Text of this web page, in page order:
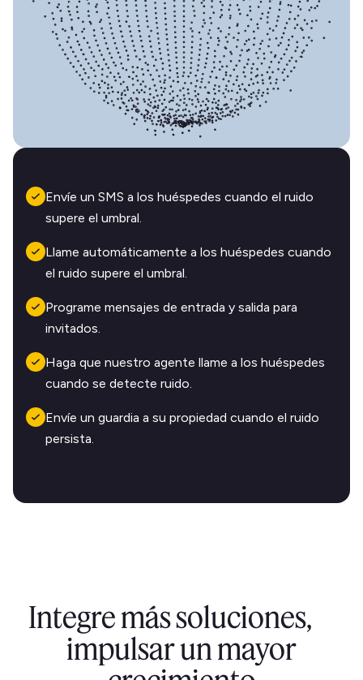
Envíe un SMS a los huéspedes cuando el ruido
supere el umbral.
Llame automáticamente a los huéspedes cuando
el ruido supere el umbral.
Programe mensajes de entrada y salida para
invitados.
Haga que nuestro agente llame a los huéspedes
cuando se detecte ruido.
Envíe un guardia a su propiedad cuando el ruido
persista.
Integre más soluciones,
impulsar un mayor